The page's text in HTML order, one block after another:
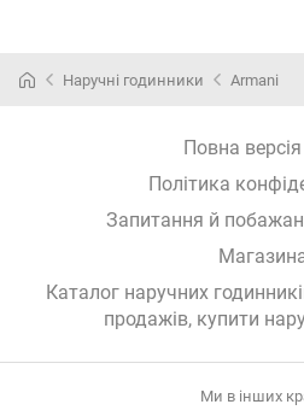
Наручні годинники Armani
Повна
Політика
Запитання й
Каталог наручних
продажів, купити
Ми в інших